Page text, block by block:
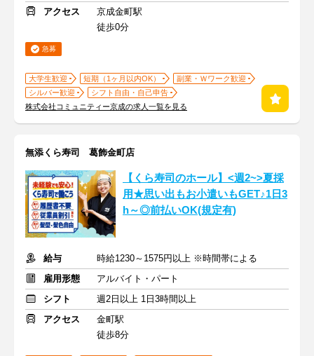
アクセス
京成金町駅
徒歩0分
急募
大学生歓迎 短期（1ヶ月以内OK）
副業・Ｗワーク歓迎
シルバー歓迎
シフト自由・自己申告
株式会社コミュニティー京成の求人一覧を見る
無添くら寿司 葛飾金町店
【くら寿司のホール】<週2~>夏採
用★思い出もお小遣いもGET♪1日3
h～◎前払いOK(規定有)
給与
時給1230～1575円以上 ※時間帯による
雇用形態
アルバイト・パート
シフト
週2日以上 1日3時間以上
アクセス
金町駅
徒歩8分